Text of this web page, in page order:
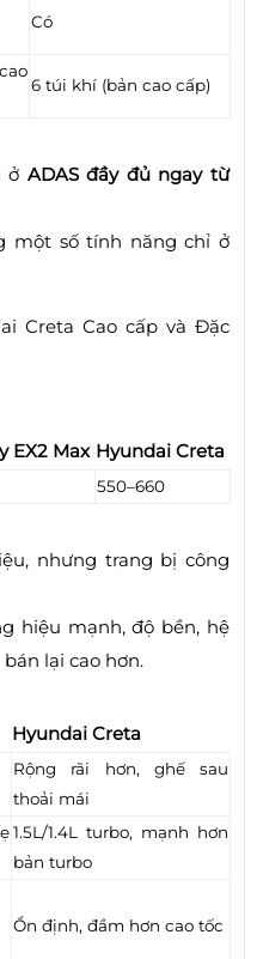
Có
6 túi khí (bản cao cấp)
ở ADAS đầy đủ ngay từ
một số tính năng chỉ ở
EX2 Max Hyundai Creta
550–660
nhưng trang bị công
hiệu mạnh, độ bền, hệ
lại cao hơn.
Hyundai Creta
Rộng rãi hơn, ghế sau
thoải mái
1.5L/1.4L turbo, mạnh hơn
bản turbo
Ổn định, đầm hơn cao tốc